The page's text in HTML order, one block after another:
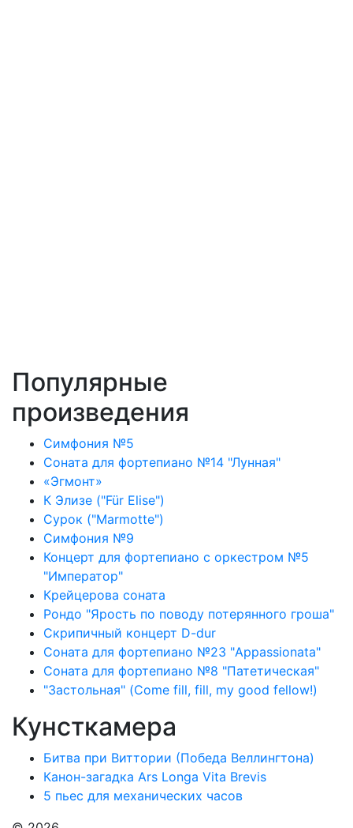
Популярные
произведения
Симфония №5
Соната для фортепиано №14 "Лунная"
«Эгмонт»
К Элизе ("Für Elise")
Сурок ("Marmotte")
Симфония №9
Концерт для фортепиано с оркестром №5
"Император"
Крейцерова соната
Рондо "Ярость по поводу потерянного гроша"
Скрипичный концерт D-dur
Соната для фортепиано №23 "Appassionata"
Соната для фортепиано №8 "Патетическая"
"Застольная" (Come fill, fill, my good fellow!)
Кунсткамера
Битва при Виттории (Победа Веллингтона)
Канон-загадка Ars Longa Vita Brevis
5 пьес для механических часов